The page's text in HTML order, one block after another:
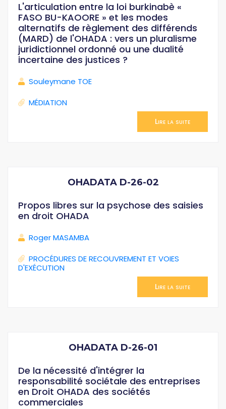
L'articulation entre la loi burkinabè «
FASO BU-KAOORE » et les modes
alternatifs de règlement des différends
(MARD) de l'OHADA : vers un pluralisme
juridictionnel ordonné ou une dualité
incertaine des justices ?
Souleymane TOE
MÉDIATION
Lire la suite
OHADATA D-26-02
Propos libres sur la psychose des saisies
en droit OHADA
Roger MASAMBA
PROCÉDURES DE RECOUVREMENT ET VOIES
D'EXÉCUTION
Lire la suite
OHADATA D-26-01
De la nécessité d'intégrer la
responsabilité sociétale des entreprises
en Droit OHADA des sociétés
commerciales